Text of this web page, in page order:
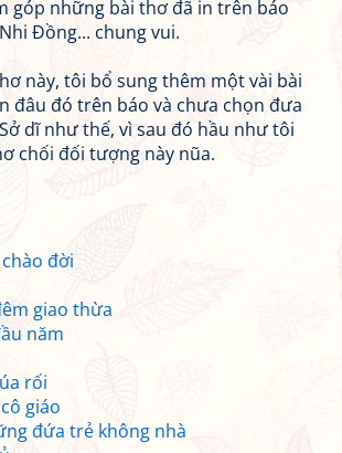
góp những bài thơ đã in trên báo
Đồng... chung vui.
này, tôi bổ sung thêm một vài bài
đâu đó trên báo và chưa chọn đưa
dĩ như thế, vì sau đó hầu như tôi
chối đối tượng này nũa.
đời
giao thừa
năm
rối
giáo
đứa trẻ không nhà